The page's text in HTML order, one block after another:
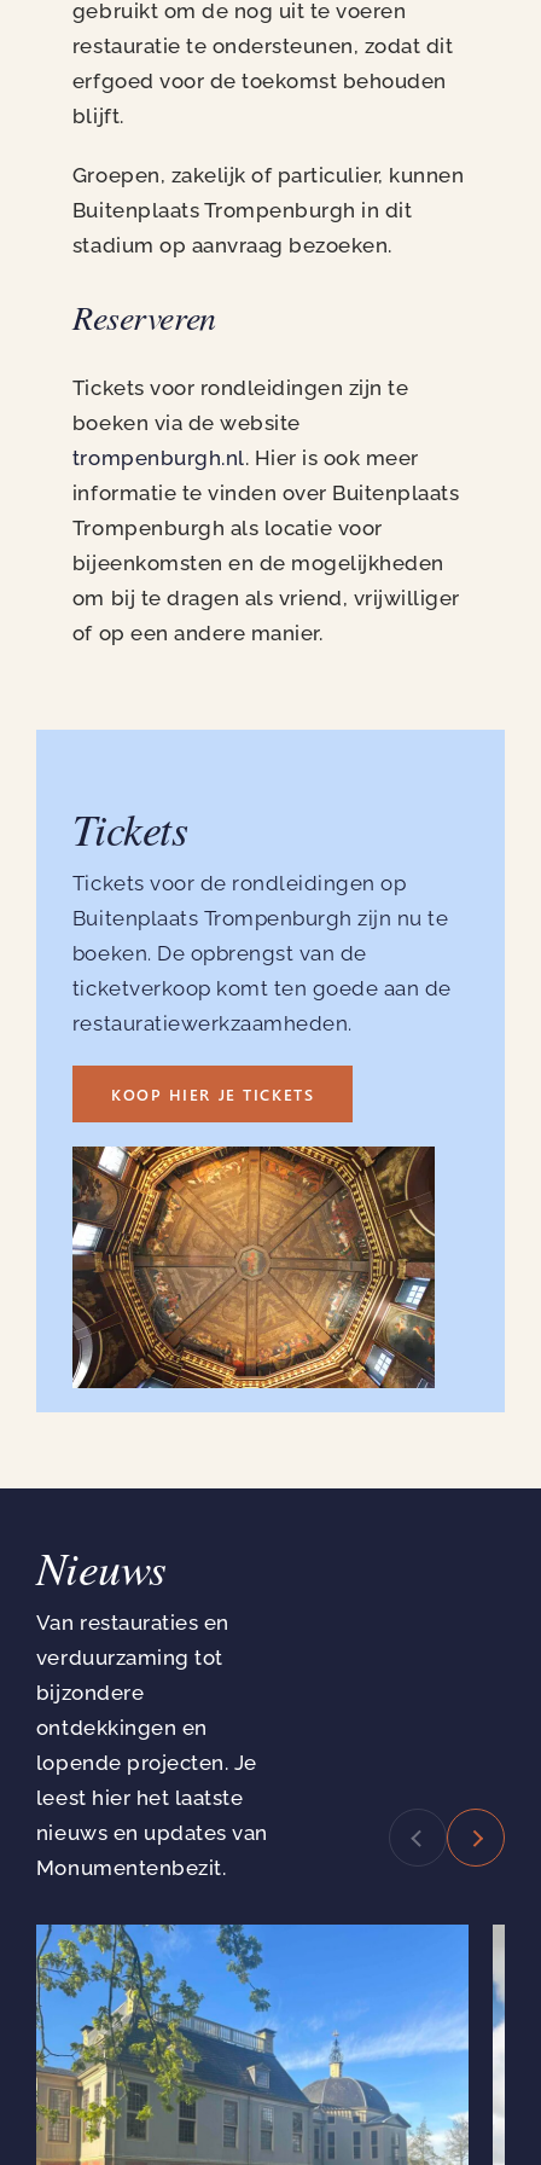
gebruikt om de nog uit te voeren
restauratie te ondersteunen, zodat dit
erfgoed voor de toekomst behouden
blijft.
Groepen, zakelijk of particulier, kunnen
Buitenplaats Trompenburgh in dit
stadium op aanvraag bezoeken.
Reserveren
Tickets voor rondleidingen zijn te
boeken via de website
trompenburgh.nl. Hier is ook meer
informatie te vinden over Buitenplaats
Trompenburgh als locatie voor
bijeenkomsten en de mogelijkheden
om bij te dragen als vriend, vrijwilliger
of op een andere manier.
Tickets
Tickets voor de rondleidingen op
Buitenplaats Trompenburgh zijn nu te
boeken. De opbrengst van de
ticketverkoop komt ten goede aan de
restauratiewerkzaamheden.
KOOP HIER JE TICKETS
Nieuws
Van restauraties en
verduurzaming tot
bijzondere
ontdekkingen en
lopende projecten. Je
leest hier het laatste
nieuws en updates van
Monumentenbezit.